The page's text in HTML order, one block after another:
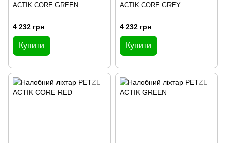
ACTIK CORE GREEN
4 232 грн
Купити
ACTIK CORE GREY
4 232 грн
Купити